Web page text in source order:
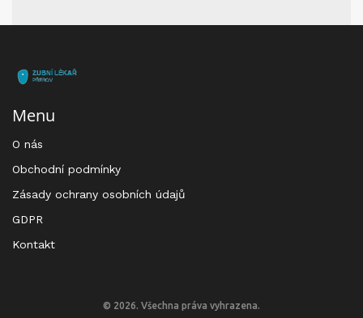
Menu
O nás
Obchodní podmínky
Zásady ochrany osobních údajů
GDPR
Kontakt
© 2026. Všechna práva vyhrazena.